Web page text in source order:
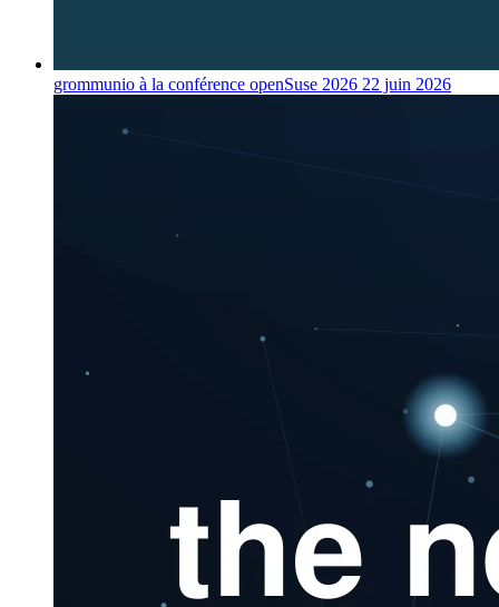
grommunio à la conférence openSuse 2026 22 juin 2026